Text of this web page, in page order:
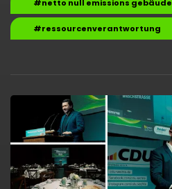
#netto null emissions gebäude
#ressourcenverantwortung